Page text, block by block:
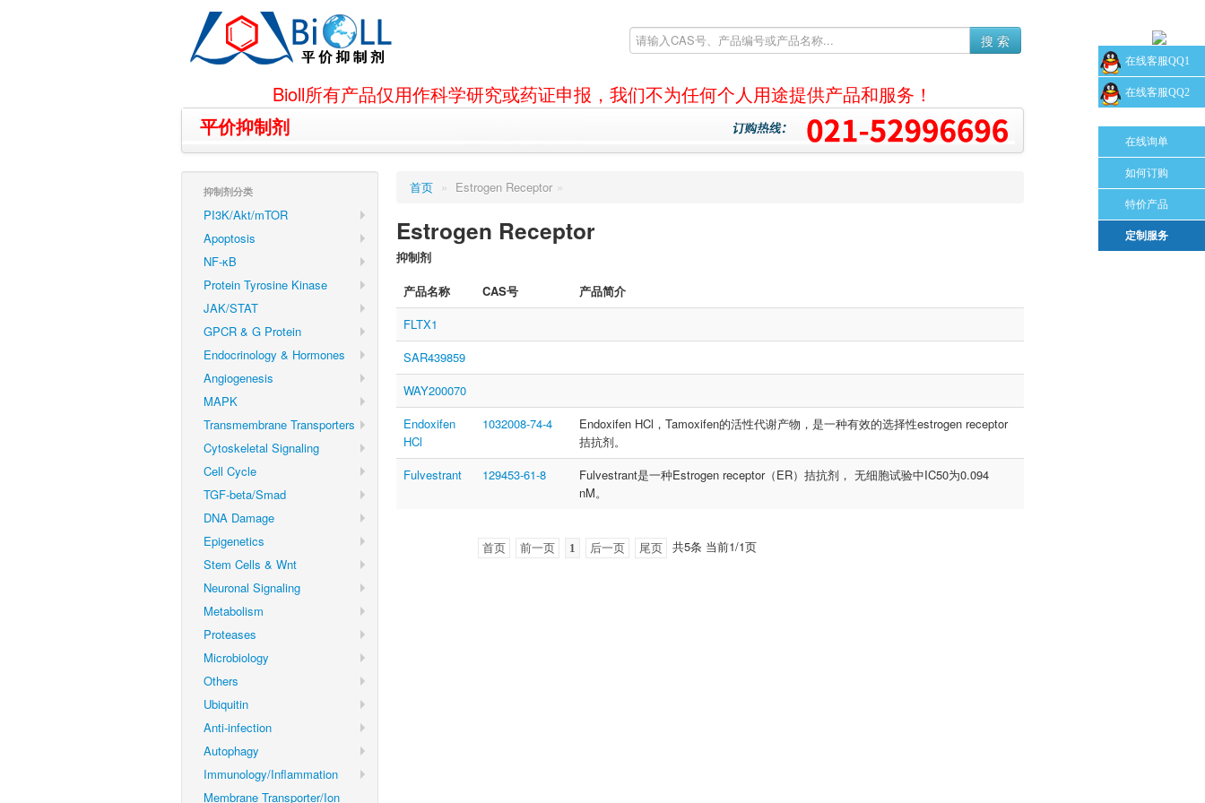
在线客服QQ1
在线客服QQ2
在线询单
如何订购
特价产品
定制服务
搜 索
Bioll所有产品仅用作科学研究或药证申报，我们不为任何个人用途提供产品和服务！
平价抑制剂
抑制剂分类
PI3K/Akt/mTOR
Apoptosis
NF-κB
Protein Tyrosine Kinase
JAK/STAT
GPCR & G Protein
Endocrinology & Hormones
Angiogenesis
MAPK
Transmembrane Transporters
Cytoskeletal Signaling
Cell Cycle
TGF-beta/Smad
DNA Damage
Epigenetics
Stem Cells & Wnt
Neuronal Signaling
Metabolism
Proteases
Microbiology
Others
Ubiquitin
Anti-infection
Autophagy
Immunology/Inflammation
Membrane Transporter/Ion
首页 » Estrogen Receptor »
Estrogen Receptor
抑制剂
产品名称
CAS号
产品简介
FLTX1
SAR439859
WAY200070
Endoxifen
HCl
1032008-74-4
Endoxifen HCl，Tamoxifen的活性代谢产物，是一种有效的选择性estrogen receptor
拮抗剂。
Fulvestrant
129453-61-8
Fulvestrant是一种Estrogen receptor（ER）拮抗剂， 无细胞试验中IC50为0.094
nM。
共5条 当前1/1页
首页 前一页 1 后一页 尾页